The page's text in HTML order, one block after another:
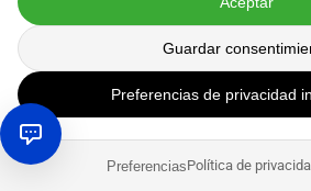
investigación de
… combinar campañas automáticas y
automáticas ayudan a descubrir nuevas
mientras que las campañas manuales
Guardar
Preferencias de privacidad
PreferenciasPolítica de